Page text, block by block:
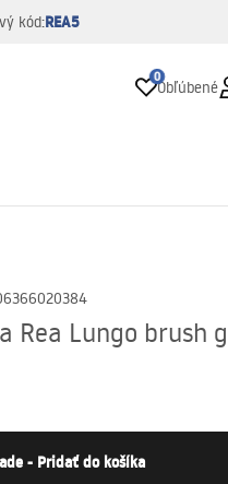
kód:REA5
0
Obľúbené
Rea Lungo brush
- Pridať do košíka